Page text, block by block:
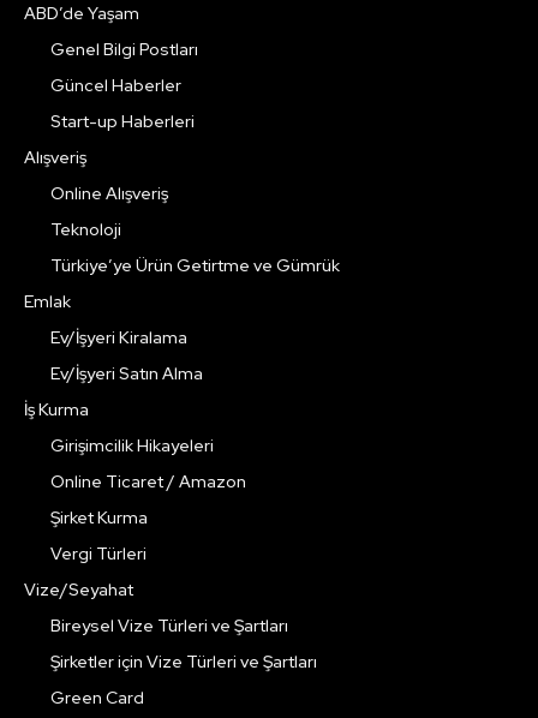
ABD’de Yaşam
Genel Bilgi Postları
Güncel Haberler
Start-up Haberleri
Alışveriş
Online Alışveriş
Teknoloji
Türkiye’ye Ürün Getirtme ve Gümrük
Emlak
Ev/İşyeri Kiralama
Ev/İşyeri Satın Alma
İş Kurma
Girişimcilik Hikayeleri
Online Ticaret / Amazon
Şirket Kurma
Vergi Türleri
Vize/Seyahat
Bireysel Vize Türleri ve Şartları
Şirketler için Vize Türleri ve Şartları
Green Card